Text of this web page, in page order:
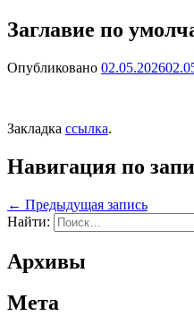
Заглавие по
Опубликовано 02.05.2026
Закладка ссылка.
Навигация по
← Предыдущая запись
Найти:
Архивы
Мета